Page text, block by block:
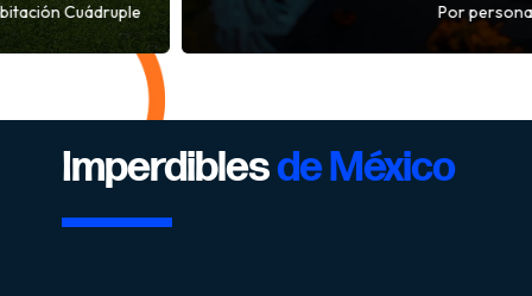
Por persona en habitación Triple
Imperdiblesde México